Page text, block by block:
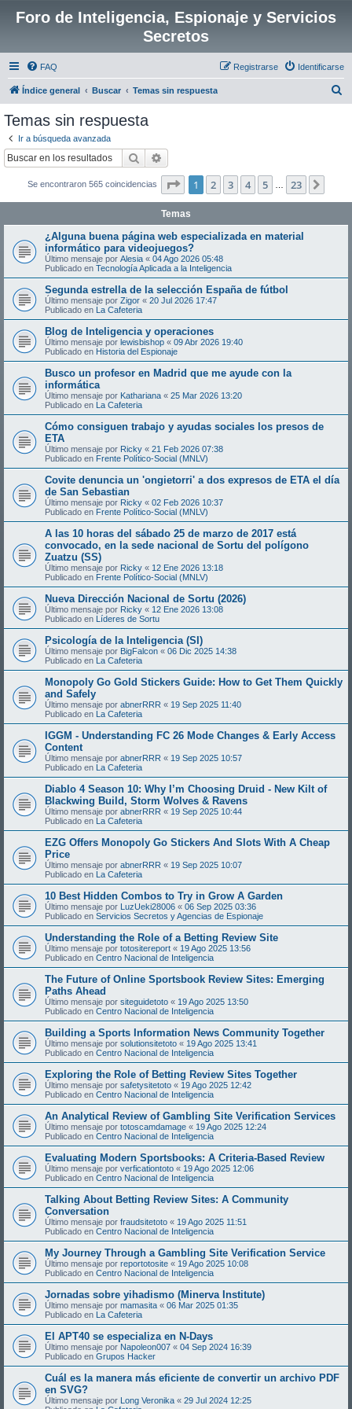
Foro de Inteligencia, Espionaje y Servicios
Secretos
FAQ Identificarse
Registrarse
Índice general Buscar Temas sin respuesta
Temas sin respuesta
Ir a búsqueda avanzada
Buscar
Se encontraron 565 coincidencias Página de 23
1 2 3 4 5 23
Temas
¿Alguna buena página web especializada en material
informático para videojuegos?
Último mensaje por Alesia « 04 Ago 2026 05:48
Publicado en Tecnología Aplicada a la Inteligencia
Segunda estrella de la selección España de fútbol
Último mensaje por Zigor « 20 Jul 2026 17:47
Publicado en La Cafeteria
Blog de Inteligencia y operaciones
Último mensaje por lewisbishop « 09 Abr 2026 19:40
Publicado en Historia del Espionaje
Busco un profesor en Madrid que me ayude con la
informática
Último mensaje por Kathariana « 25 Mar 2026 13:20
Publicado en La Cafeteria
Cómo consiguen trabajo y ayudas sociales los presos de
ETA
Último mensaje por Ricky « 21 Feb 2026 07:38
Publicado en Frente Político-Social (MNLV)
Covite denuncia un 'ongietorri' a dos expresos de ETA el día
de San Sebastian
Último mensaje por Ricky « 02 Feb 2026 10:37
Publicado en Frente Político-Social (MNLV)
A las 10 horas del sábado 25 de marzo de 2017 está
convocado, en la sede nacional de Sortu del polígono
Zuatzu (SS)
Último mensaje por Ricky « 12 Ene 2026 13:18
Publicado en Frente Político-Social (MNLV)
Nueva Dirección Nacional de Sortu (2026)
Último mensaje por Ricky « 12 Ene 2026 13:08
Publicado en Líderes de Sortu
Psicología de la Inteligencia (SI)
Último mensaje por BigFalcon « 06 Dic 2025 14:38
Publicado en La Cafeteria
Monopoly Go Gold Stickers Guide: How to Get Them Quickly
and Safely
Último mensaje por abnerRRR « 19 Sep 2025 11:40
Publicado en La Cafeteria
IGGM - Understanding FC 26 Mode Changes & Early Access
Content
Último mensaje por abnerRRR « 19 Sep 2025 10:57
Publicado en La Cafeteria
Diablo 4 Season 10: Why I’m Choosing Druid - New Kilt of
Blackwing Build, Storm Wolves & Ravens
Último mensaje por abnerRRR « 19 Sep 2025 10:44
Publicado en La Cafeteria
EZG Offers Monopoly Go Stickers And Slots With A Cheap
Price
Último mensaje por abnerRRR « 19 Sep 2025 10:07
Publicado en La Cafeteria
10 Best Hidden Combos to Try in Grow A Garden
Último mensaje por LuzUeki28006 « 06 Sep 2025 03:36
Publicado en Servicios Secretos y Agencias de Espionaje
Understanding the Role of a Betting Review Site
Último mensaje por totositereport « 19 Ago 2025 13:56
Publicado en Centro Nacional de Inteligencia
The Future of Online Sportsbook Review Sites: Emerging
Paths Ahead
Último mensaje por siteguidetoto « 19 Ago 2025 13:50
Publicado en Centro Nacional de Inteligencia
Building a Sports Information News Community Together
Último mensaje por solutionsitetoto « 19 Ago 2025 13:41
Publicado en Centro Nacional de Inteligencia
Exploring the Role of Betting Review Sites Together
Último mensaje por safetysitetoto « 19 Ago 2025 12:42
Publicado en Centro Nacional de Inteligencia
An Analytical Review of Gambling Site Verification Services
Último mensaje por totoscamdamage « 19 Ago 2025 12:24
Publicado en Centro Nacional de Inteligencia
Evaluating Modern Sportsbooks: A Criteria-Based Review
Último mensaje por verficationtoto « 19 Ago 2025 12:06
Publicado en Centro Nacional de Inteligencia
Talking About Betting Review Sites: A Community
Conversation
Último mensaje por fraudsitetoto « 19 Ago 2025 11:51
Publicado en Centro Nacional de Inteligencia
My Journey Through a Gambling Site Verification Service
Último mensaje por reportotosite « 19 Ago 2025 10:08
Publicado en Centro Nacional de Inteligencia
Jornadas sobre yihadismo (Minerva Institute)
Último mensaje por mamasita « 06 Mar 2025 01:35
Publicado en La Cafeteria
El APT40 se especializa en N-Days
Último mensaje por Napoleon007 « 04 Sep 2024 16:39
Publicado en Grupos Hacker
Cuál es la manera más eficiente de convertir un archivo PDF
en SVG?
Último mensaje por Long Veronika « 29 Jul 2024 12:25